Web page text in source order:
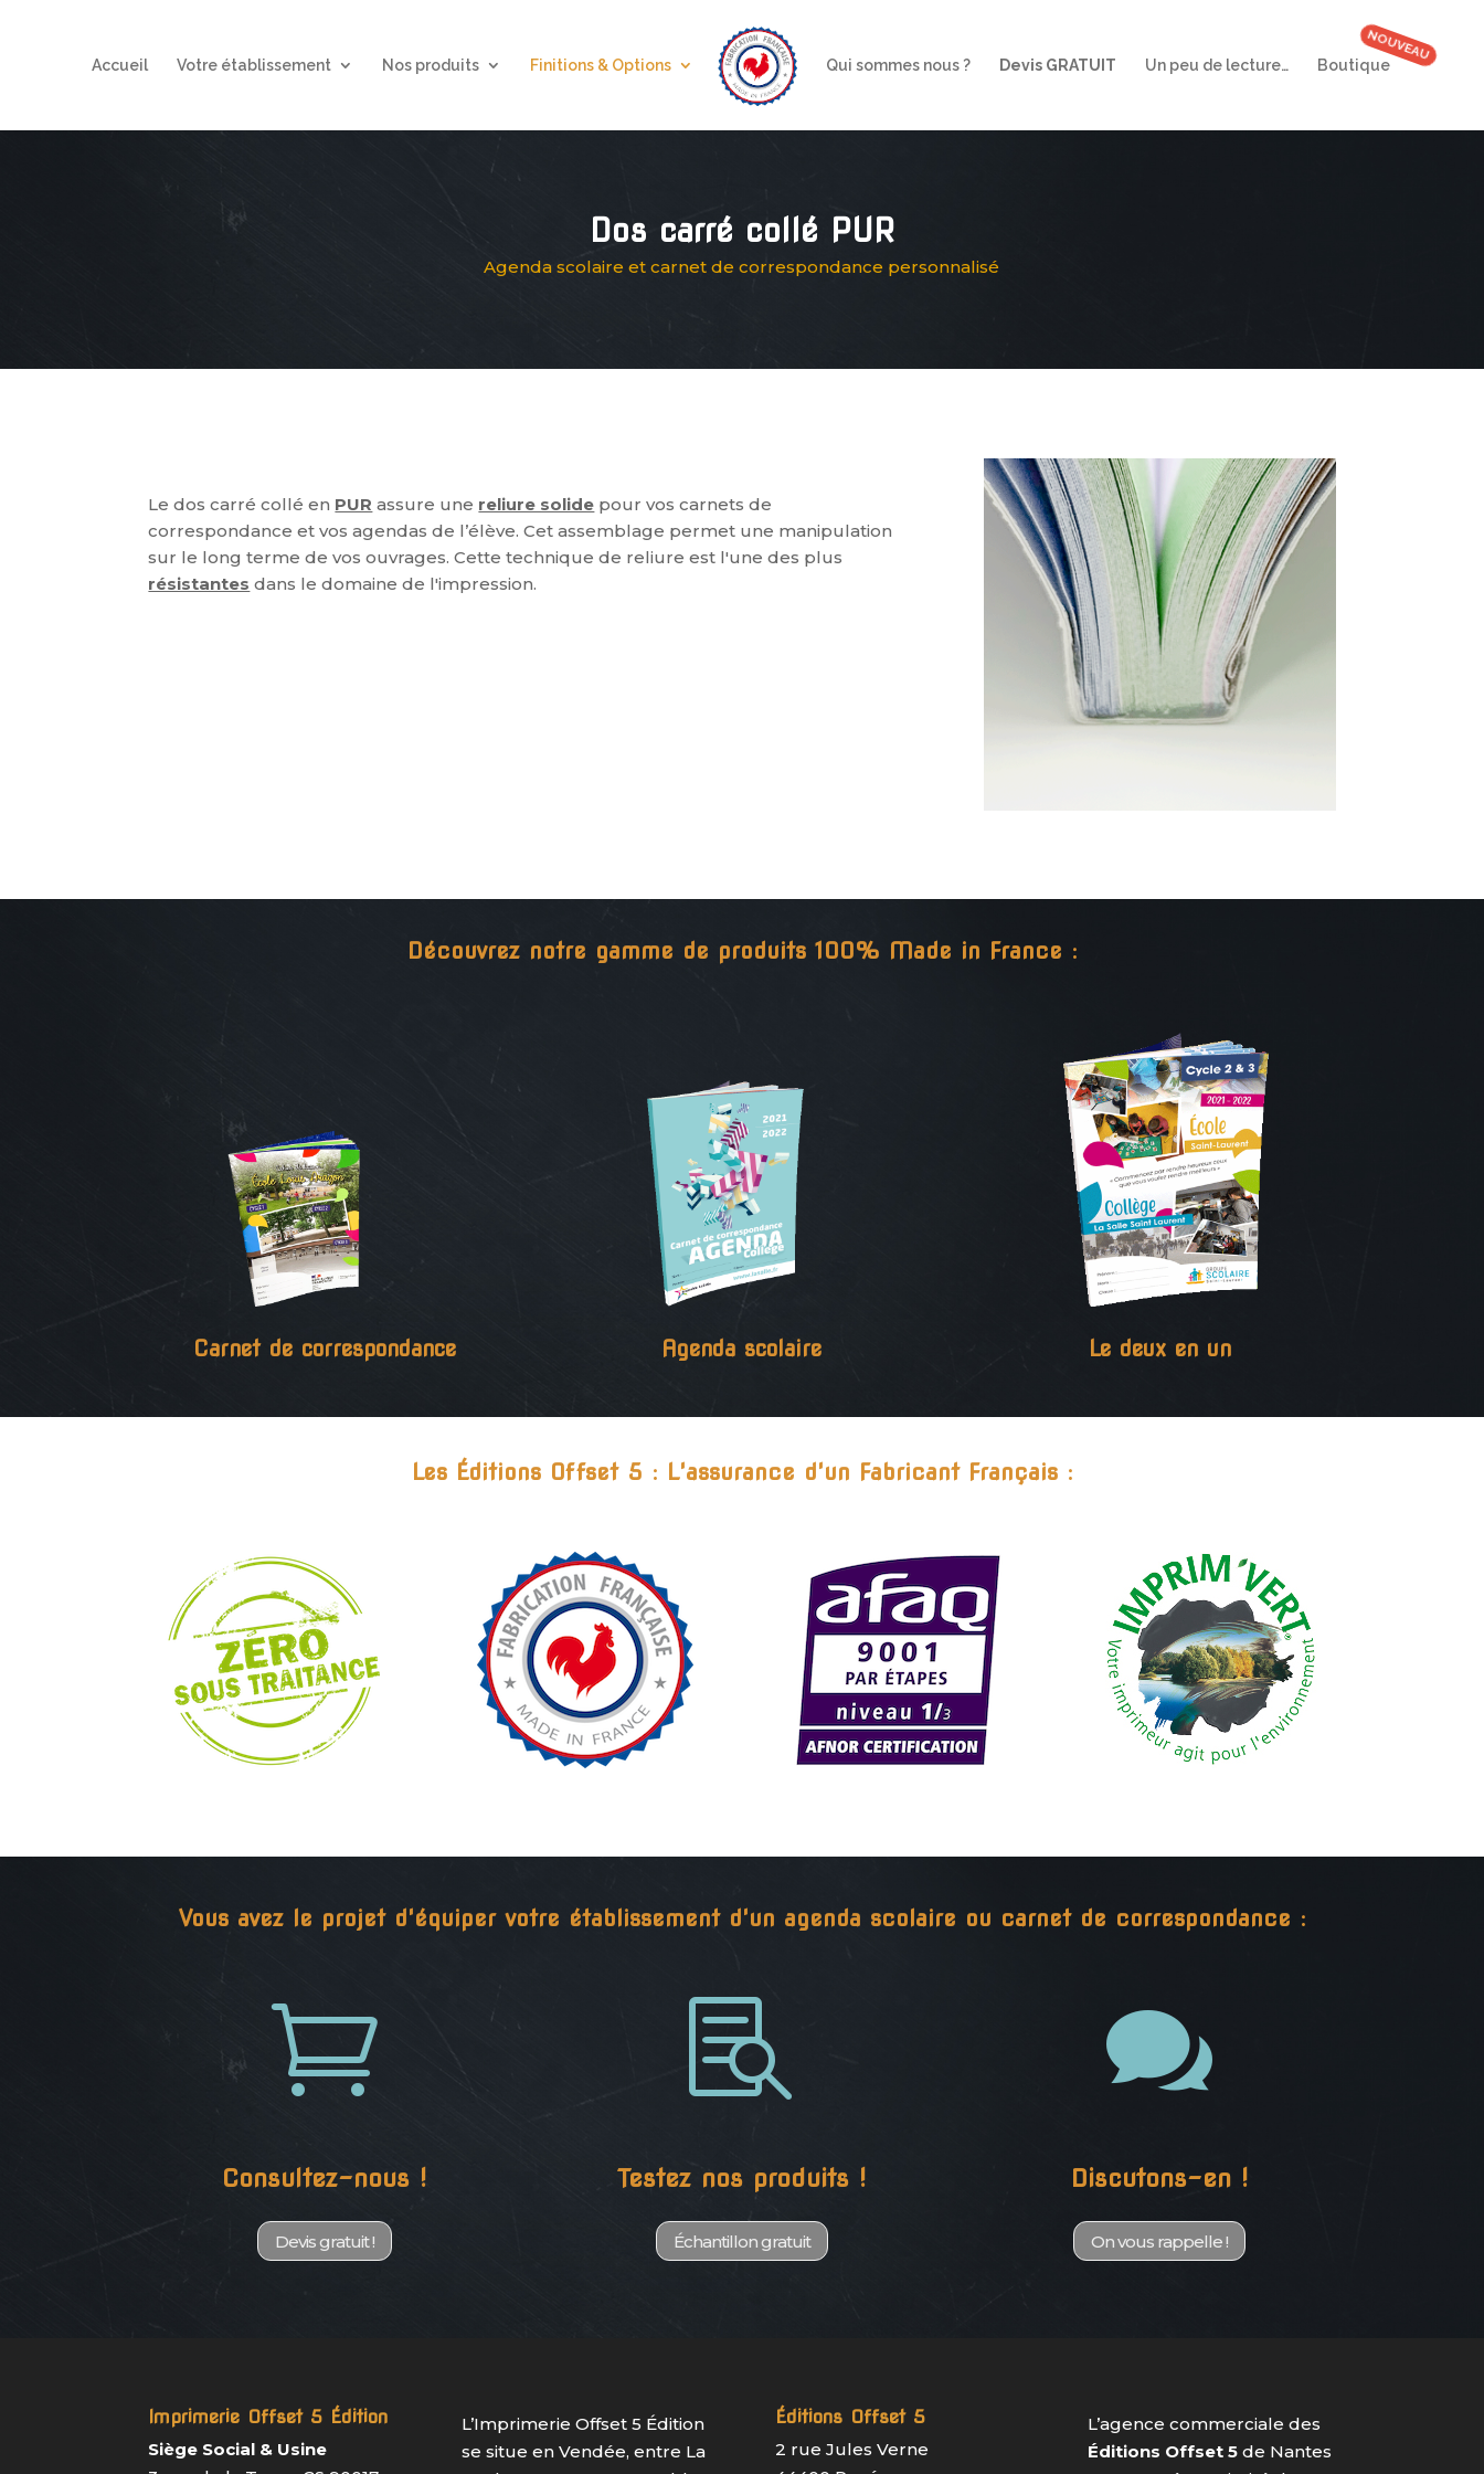
Accueil Votre établissement Nos produits Finitions & Options Qui sommes nous ? Devis GRATUIT Un peu de lecture… Boutique
Dos carré collé PUR
Agenda scolaire et carnet de correspondance personnalisé
Le dos carré collé en PUR assure une reliure solide pour vos carnets de
correspondance et vos agendas de l’élève. Cet assemblage permet une manipulation
sur le long terme de vos ouvrages. Cette technique de reliure est l'une des plus
résistantes dans le domaine de l'impression.
Découvrez notre gamme de produits 100% Made in France :
Carnet de correspondance Agenda scolaire Le deux en un
Les Éditions Offset 5 : L'assurance d'un Fabricant Français :
Vous avez le projet d'équiper votre établissement d'un agenda scolaire ou carnet de correspondance :

Consultez-nous !
Devis gratuit !

Testez nos produits !
Échantillon gratuit

Discutons-en !
On vous rappelle !
Imprimerie Offset 5 Édition
Siège Social & Usine
L’Imprimerie Offset 5 Édition
se situe en Vendée, entre La
Éditions Offset 5
2 rue Jules Verne
L’agence commerciale des
Éditions Offset 5 de Nantes